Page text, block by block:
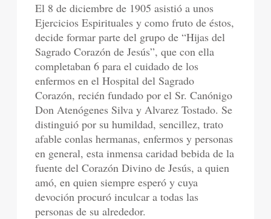
El 8 de diciembre de 1905 asistió a unos
Ejercicios Espirituales y como fruto de éstos,
decide formar parte del grupo de “Hijas del
Sagrado Corazón de Jesús”, que con ella
completaban 6 para el cuidado de los
enfermos en el Hospital del Sagrado
Corazón, recién fundado por el Sr. Canónigo
Don Atenógenes Silva y Alvarez Tostado. Se
distinguió por su humildad, sencillez, trato
afable conlas hermanas, enfermos y personas
en general, esta inmensa caridad bebida de la
fuente del Corazón Divino de Jesús, a quien
amó, en quien siempre esperó y cuya
devoción procuró inculcar a todas las
personas de su alrededor.